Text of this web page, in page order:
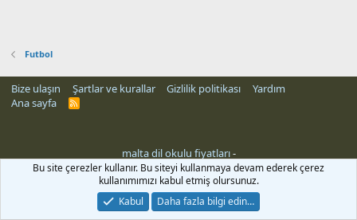
Futbol
Bize ulaşın Şartlar ve kurallar Gizlilik politikası
Yardım
Ana sayfa
R
malta dil okulu fiyatları-
Bu site çerezler kullanır. Bu siteyi kullanmaya devam ederek çerez
kullanımımızı kabul etmiş olursunuz.
Kabul
Daha fazla bilgi edin…